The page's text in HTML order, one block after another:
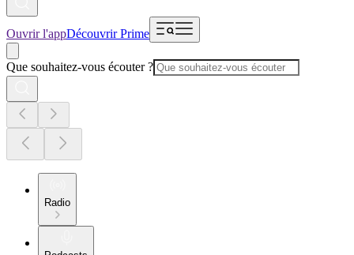
Ouvrir l'appDécouvrir Prime
Que souhaitez-vous écouter ?
Radio